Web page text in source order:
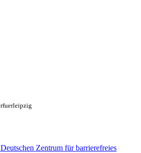
Zentrum für barrierefreies